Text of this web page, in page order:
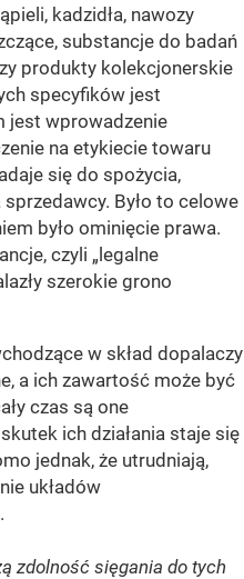
kadzidła, nawozy
substancje do badań
produkty kolekcjonerskie
specyfików jest
jest wprowadzenie
na etykiecie towaru
się do spożycia,
Było to celowe
było ominięcie prawa.
czyli „legalne
szerokie grono
w skład dopalaczy
a ich zawartość może być
czas są one
ich działania staje się
jednak, że utrudniają,
układów
zdolność sięgania do tych